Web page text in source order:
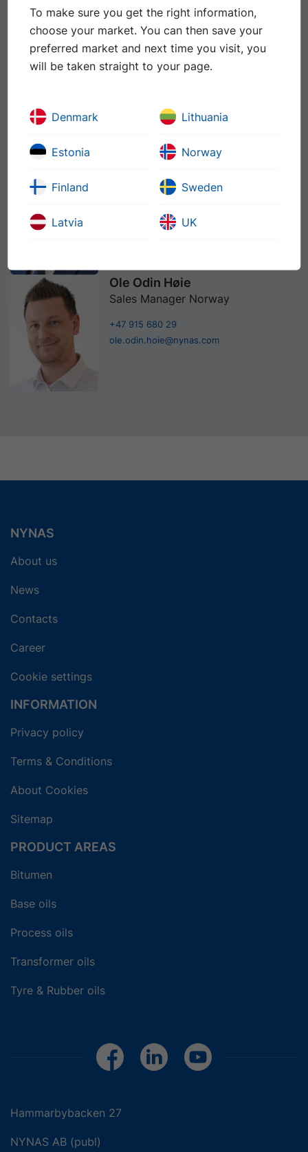
Kontakter
Petter Stange
Sales Director Scandinavia
Jon Borge Finset
Technical Sales Support Manager -
Scandinavia
+47 990 496 58
Ole Odin Høie
Sales Manager Norway
+47 915 680 29
ole.odin.hoie@nynas.com
To make sure you get the right information,
choose your market. You can then save your
preferred market and next time you visit, you
will be taken straight to your page.
Denmark
Estonia
Finland
Latvia
Lithuania
Norway
Sweden
UK
NYNAS
About us
News
Contacts
Career
Cookie settings
INFORMATION
Privacy policy
Terms & Conditions
About Cookies
Sitemap
PRODUCT AREAS
Bitumen
Base oils
Process oils
Transformer oils
Tyre & Rubber oils
Hammarbybacken 27
NYNAS AB (publ)